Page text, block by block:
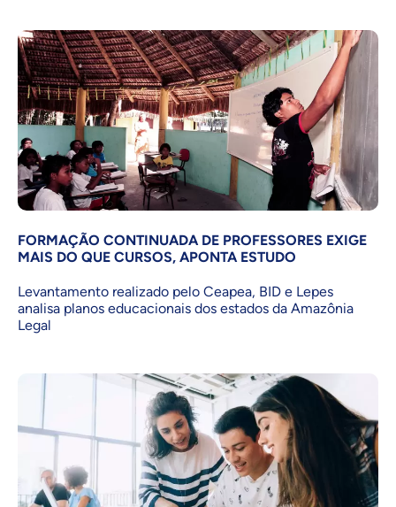
FORMAÇÃO CONTINUADA DE PROFESSORES EXIGE
MAIS DO QUE CURSOS, APONTA ESTUDO
Levantamento realizado pelo Ceapea, BID e Lepes
analisa planos educacionais dos estados da Amazônia
Legal